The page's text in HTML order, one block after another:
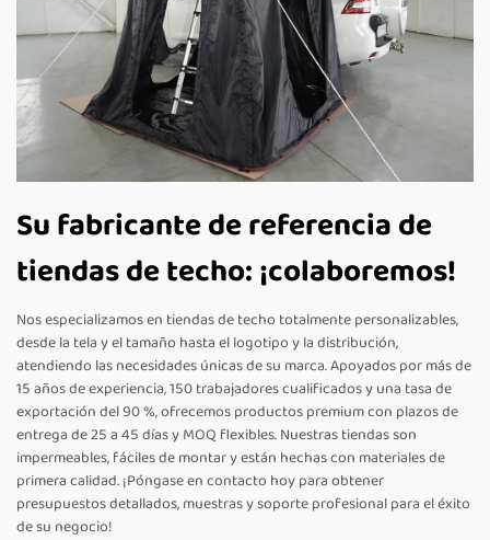
Su fabricante de referencia de
tiendas de techo: ¡colaboremos!
Nos especializamos en tiendas de techo totalmente personalizables,
desde la tela y el tamaño hasta el logotipo y la distribución,
atendiendo las necesidades únicas de su marca. Apoyados por más de
15 años de experiencia, 150 trabajadores cualificados y una tasa de
exportación del 90 %, ofrecemos productos premium con plazos de
entrega de 25 a 45 días y MOQ flexibles. Nuestras tiendas son
impermeables, fáciles de montar y están hechas con materiales de
primera calidad. ¡Póngase en contacto hoy para obtener
presupuestos detallados, muestras y soporte profesional para el éxito
de su negocio!